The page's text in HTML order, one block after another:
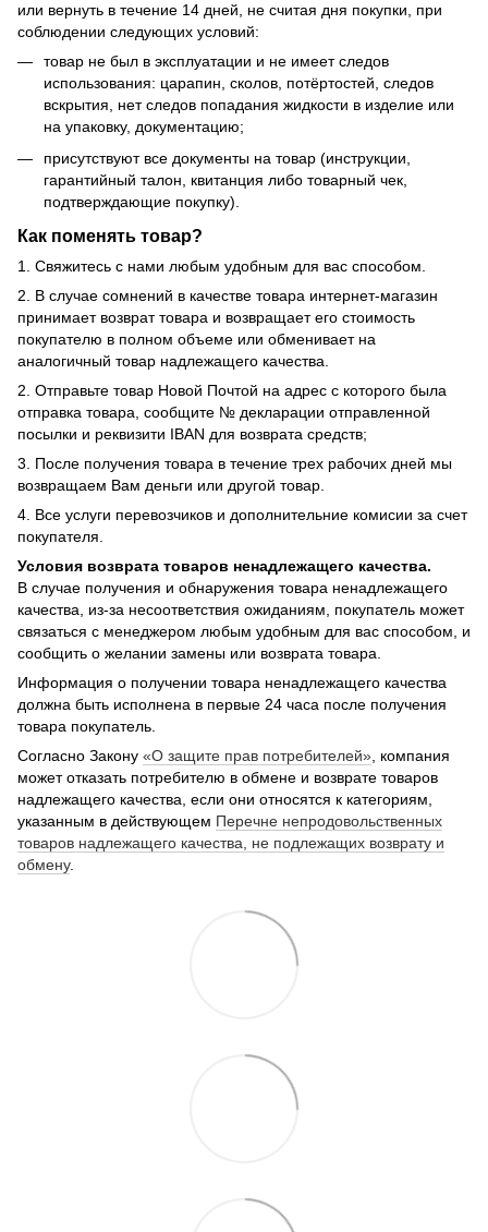
или вернуть в течение 14 дней, не считая дня покупки, при
соблюдении следующих условий:
товар не был в эксплуатации и не имеет следов
использования: царапин, сколов, потёртостей, следов
вскрытия, нет следов попадания жидкости в изделие или
на упаковку, документацию;
присутствуют все документы на товар (инструкции,
гарантийный талон, квитанция либо товарный чек,
подтверждающие покупку).
Как поменять товар?
1. Свяжитесь с нами любым удобным для вас способом.
2. В случае сомнений в качестве товара интернет-магазин
принимает возврат товара и возвращает его стоимость
покупателю в полном объеме или обменивает на
аналогичный товар надлежащего качества.
2. Отправьте товар Новой Почтой на адрес с которого была
отправка товара, сообщите № декларации отправленной
посылки и реквизити IBAN для возврата средств;
3. После получения товара в течение трех рабочих дней мы
возвращаем Вам деньги или другой товар.
4. Все услуги перевозчиков и дополнительние комисии за счет
покупателя.
Условия возврата товаров ненадлежащего качества.
В случае получения и обнаружения товара ненадлежащего
качества, из-за несоответствия ожиданиям, покупатель может
связаться с менеджером любым удобным для вас способом, и
сообщить о желании замены или возврата товара.
Информация о получении товара ненадлежащего качества
должна быть исполнена в первые 24 часа после получения
товара покупатель.
Согласно Закону «О защите прав потребителей» , компания
может отказать потребителю в обмене и возврате товаров
надлежащего качества, если они относятся к категориям,
указанным в действующем Перечне непродовольственных
товаров надлежащего качества, не подлежащих возврату и
обмену.